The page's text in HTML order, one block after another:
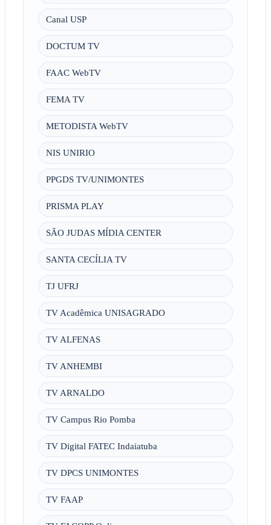
Canal USP
DOCTUM TV
FAAC WebTV
FEMA TV
METODISTA WebTV
NIS UNIRIO
PPGDS TV/UNIMONTES
PRISMA PLAY
SÃO JUDAS MÍDIA CENTER
SANTA CECÍLIA TV
TJ UFRJ
TV Acadêmica UNISAGRADO
TV ALFENAS
TV ANHEMBI
TV ARNALDO
TV Campus Rio Pomba
TV Digital FATEC Indaiatuba
TV DPCS UNIMONTES
TV FAAP